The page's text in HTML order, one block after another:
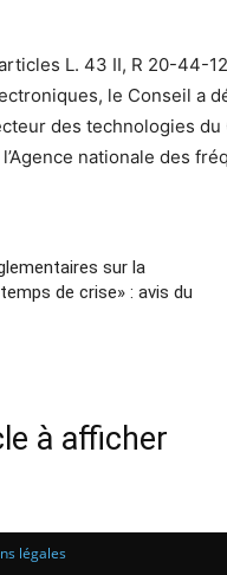
L. 43 II, R 20-44-
le Conseil a
des technologies
nationale des
sur la
de crise» : avis du
à afficher
légales